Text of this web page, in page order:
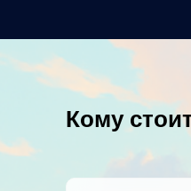
Кому